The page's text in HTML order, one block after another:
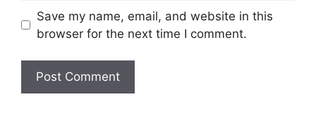
Save my name, email, and website in this
browser for the next time I comment.